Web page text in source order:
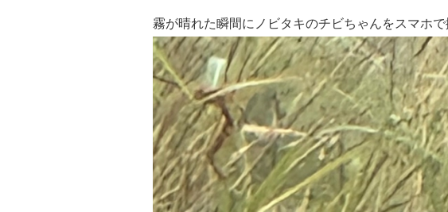
霧が晴れた瞬間にノビタキのチビちゃんをスマホ